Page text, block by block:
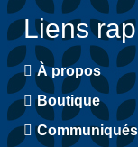
Liens
À propos
Boutique
Communiqués